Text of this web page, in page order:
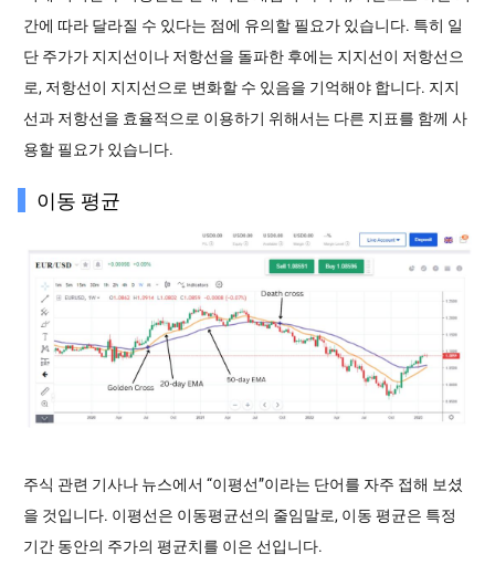
간에 따라 달라질 수 있다는 점에 유의할 필요가 있습니다. 특히 일
단 주가가 지지선이나 저항선을 돌파한 후에는 지지선이 저항선으
로, 저항선이 지지선으로 변화할 수 있음을 기억해야 합니다. 지지
선과 저항선을 효율적으로 이용하기 위해서는 다른 지표를 함께 사
용할 필요가 있습니다.
이동 평균
주식 관련 기사나 뉴스에서 “이평선”이라는 단어를 자주 접해 보셨
을 것입니다. 이평선은 이동평균선의 줄임말로, 이동 평균은 특정
기간 동안의 주가의 평균치를 이은 선입니다.